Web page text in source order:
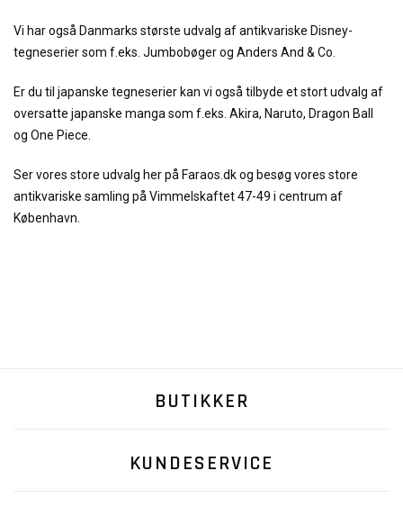
Vi har også Danmarks største udvalg af antikvariske Disney-
tegneserier som f.eks. Jumbobøger og Anders And & Co.
Er du til japanske tegneserier kan vi også tilbyde et stort udvalg af
oversatte japanske manga som f.eks. Akira, Naruto, Dragon Ball
og One Piece.
Ser vores store udvalg her på Faraos.dk og besøg vores store
antikvariske samling på Vimmelskaftet 47-49 i centrum af
København.
BUTIKKER
KUNDESERVICE